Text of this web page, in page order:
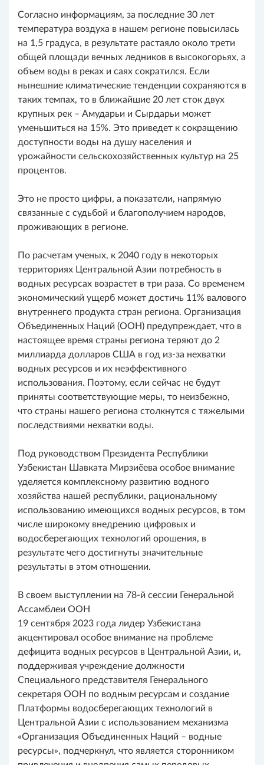
Согласно информациям, за последние 30 лет
температура воздуха в нашем регионе повысилась
на 1,5 градуса, в результате растаяло около трети
общей площади вечных ледников в высокогорьях, а
объем воды в реках и саях сократился. Если
нынешние климатические тенденции сохраняются в
таких темпах, то в ближайшие 20 лет сток двух
крупных рек – Амударьи и Сырдарьи может
уменьшиться на 15%. Это приведет к сокращению
доступности воды на душу населения и
урожайности сельскохозяйственных культур на 25
процентов.
Это не просто цифры, а показатели, напрямую
связанные с судьбой и благополучием народов,
проживающих в регионе.
По расчетам ученых, к 2040 году в некоторых
территориях Центральной Азии потребность в
водных ресурсах возрастет в три раза. Со временем
экономический ущерб может достичь 11% валового
внутреннего продукта стран региона. Организация
Объединенных Наций (ООН) предупреждает, что в
настоящее время страны региона теряют до 2
миллиарда долларов США в год из-за нехватки
водных ресурсов и их неэффективного
использования. Поэтому, если сейчас не будут
приняты соответствующие меры, то неизбежно,
что страны нашего региона столкнутся с тяжелыми
последствиями нехватки воды.
Под руководством Президента Республики
Узбекистан Шавката Мирзиёева особое внимание
уделяется комплексному развитию водного
хозяйства нашей республики, рациональному
использованию имеющихся водных ресурсов, в том
числе широкому внедрению цифровых и
водосберегающих технологий орошения, в
результате чего достигнуты значительные
результаты в этом отношении.
В своем выступлении на 78-й сессии Генеральной
Ассамблеи ООН
19 сентября 2023 года лидер Узбекистана
акцентировал особое внимание на проблеме
дефицита водных ресурсов в Центральной Азии, и,
поддерживая учреждение должности
Специального представителя Генерального
секретаря ООН по водным ресурсам и создание
Платформы водосберегающих технологий в
Центральной Азии с использованием механизма
«Организация Объединенных Наций – водные
ресурсы», подчеркнул, что является сторонником